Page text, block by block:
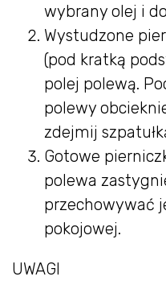
wybrany olej i
Wystudzone
(pod kratką
polej polewą.
polewy
zdejmij
Gotowe
polewa
przechowywać
pokojowej.
UWAGI